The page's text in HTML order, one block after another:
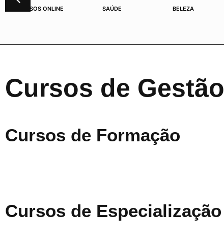
CURSOS ONLINE SAÚDE BELEZA
Cursos de Gestão
Cursos de Formação
Cursos de Especialização